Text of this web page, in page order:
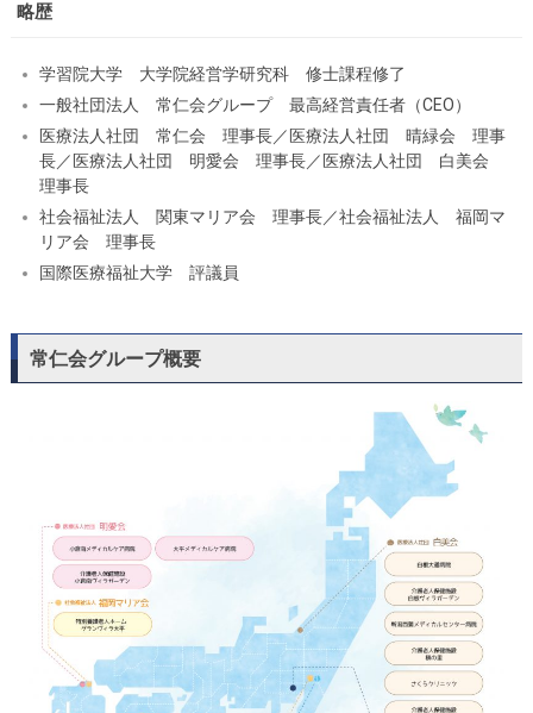
略歴
学習院大学 大学院経営学研究科 修士課程修了
一般社団法人 常仁会グループ 最高経営責任者（CEO）
医療法人社団 常仁会 理事長／医療法人社団 晴緑会 理事
長／医療法人社団 明愛会 理事長／医療法人社団 白美会
理事長
社会福祉法人 関東マリア会 理事長／社会福祉法人 福岡マ
リア会 理事長
国際医療福祉大学 評議員
常仁会グループ概要